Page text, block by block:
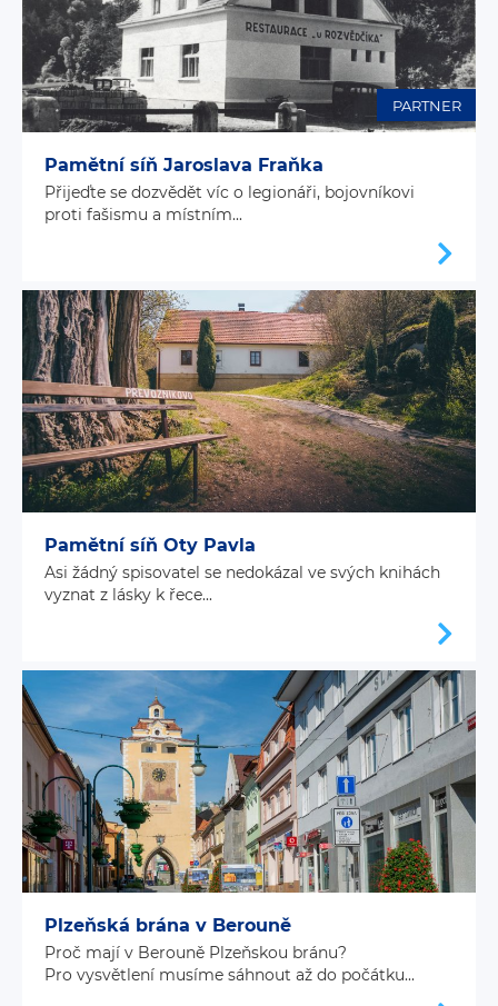
PARTNER
Pamětní síň Jaroslava Fraňka
Přijeďte se dozvědět víc o legionáři, bojovníkovi
proti fašismu a místním...
Pamětní síň Oty Pavla
Asi žádný spisovatel se nedokázal ve svých knihách
vyznat z lásky k řece...
Plzeňská brána v Berouně
Proč mají v Berouně Plzeňskou bránu?
Pro vysvětlení musíme sáhnout až do počátku...